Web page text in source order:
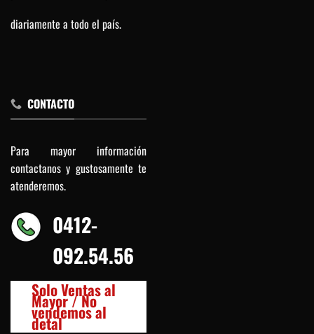
diariamente a todo el país.
CONTACTO
Para mayor información
contactanos y gustosamente te
atenderemos.
0412-
092.54.56
Solo Ventas al
Mayor / No
vendemos al
detal